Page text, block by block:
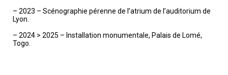
– 2023 – Scénographie pérenne de l’atrium de l’auditorium de
Lyon.
– 2024 > 2025 – Installation monumentale, Palais de Lomé,
Togo.